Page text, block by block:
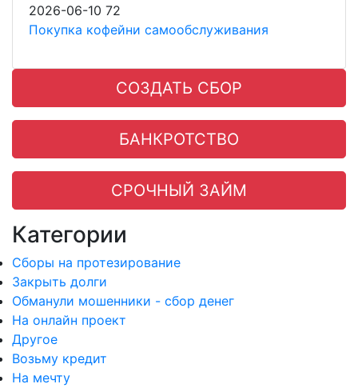
2026-06-10 72
Покупка кофейни самообслуживания
СОЗДАТЬ СБОР
БАНКРОТСТВО
СРОЧНЫЙ ЗАЙМ
Категории
Сборы на протезирование
Закрыть долги
Обманули мошенники - сбор денег
На онлайн проект
Другое
Возьму кредит
На мечту